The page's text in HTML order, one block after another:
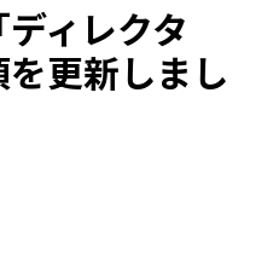
ディレクタ
更新しまし